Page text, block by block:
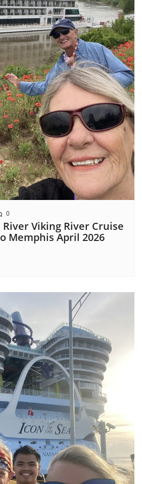
0
River Viking River Cruise
Memphis April 2026